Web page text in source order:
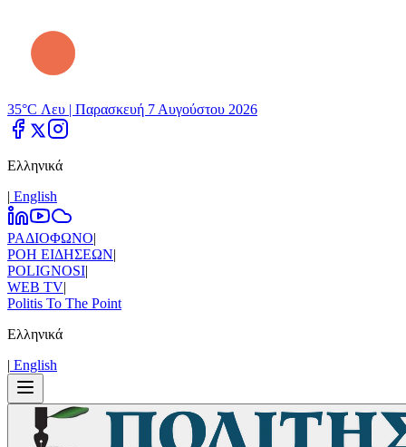
35°C Λευ | Παρασκευή 7 Αυγούστου 2026
Ελληνικά
| Εnglish
ΡΑΔΙΟΦΩΝΟ|
ΡΟΗ ΕΙΔΗΣΕΩΝ|
POLIGNOSI|
WEB TV|
Politis To The Point
Ελληνικά
| Εnglish